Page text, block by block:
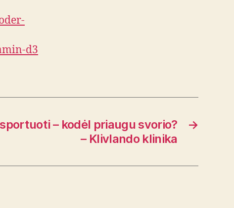
d3
→
– kodėl priaugu svorio?
– Klivlando klinika